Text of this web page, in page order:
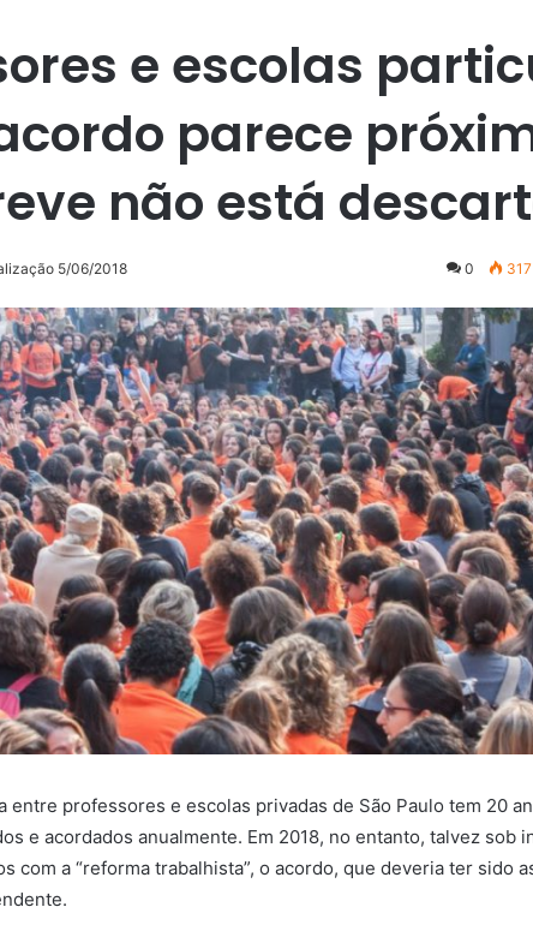
e escolas
parece
não está
5/06/2018 0 317
entre professores e escolas privadas de São Paulo tem 20
e acordados anualmente. Em 2018, no entanto, talvez sob
com a “reforma trabalhista”, o acordo, que deveria ter sido